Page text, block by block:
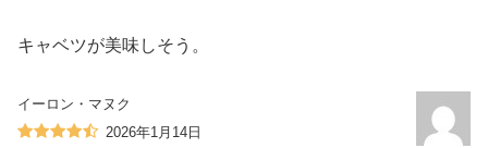
キャベツが美味しそう。
イーロン・マヌク
2026年1月14日